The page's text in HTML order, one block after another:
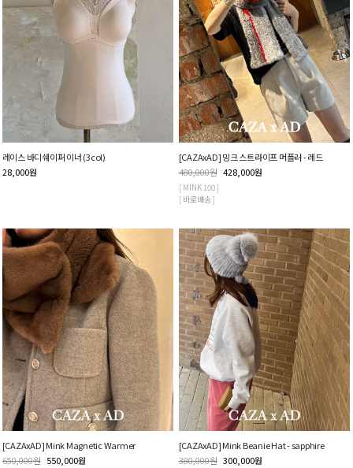
레이스 바디쉐이퍼 이너 (3col)
28,000원
[CAZAxAD] 밍크 스트라이프 머플러 - 레드
480,000원 428,000원
[ MINK 100 ]
[ 바로배송 ]
[CAZAxAD] Mink Magnetic Warmer
650,000원 550,000원
[CAZAxAD] Mink Beanie Hat - sapphire
380,000원 300,000원